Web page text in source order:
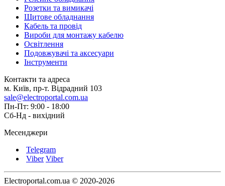
Розетки та вимикачі
Щитове обладнання
Кабель та провід
Вироби для монтажу кабелю
Освітлення
Подовжувачі та аксесуари
Інструменти
Контакти та адреса
м. Київ, пр-т. Відрадний 103
sale@electroportal.com.ua
Пн-Пт: 9:00 - 18:00
Сб-Нд - вихідний
Месенджери
Telegram
Viber Viber
Electroportal.com.ua © 2020-2026